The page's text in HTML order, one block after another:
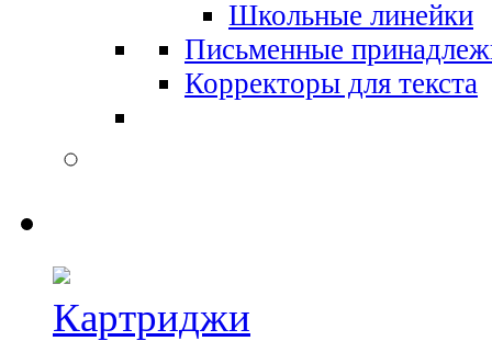
Школьные линейки
Письменные
Корректоры для текста
Картриджи